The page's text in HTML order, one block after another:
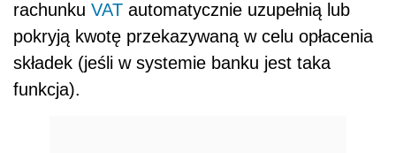
rachunku VAT automatycznie uzupełnią lub
pokryją kwotę przekazywaną w celu opłacenia
składek (jeśli w systemie banku jest taka
funkcja).